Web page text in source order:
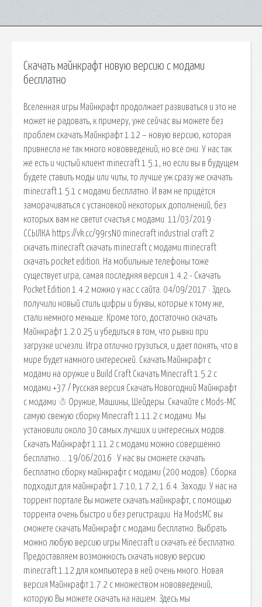
Скачать майнкрафт новую версию с модами
бесплатно
Вселенная игры Майнкрафт продолжает развиваться и это не
может не радовать, к примеру, уже сейчас вы можете без
проблем скачать Майнкрафт 1.12 – новую версию, которая
привнесла не так много нововведений, но все они. У нас так
же есть и чистый клиент minecraft 1.5.1, но если вы в будущем
будете ставить моды или читы, то лучше уж сразу же скачать
minecraft 1.5.1 с модами бесплатно. И вам не придётся
заморачиваться с установкой некоторых дополнений, без
которых вам не светит счастья с модами. 11/03/2019 ·
ССЫЛКА https://vk.cc/99rsN0 minecraft industrial craft 2
скачать minecraft скачать minecraft с модами minecraft
скачать pocket edition. На мобильные телефоны тоже
существует игра, самая последняя версия 1.4.2 - Скачать
Pocket Edition 1.4.2 можно у нас с сайта. 04/09/2017 · Здесь
получили новый стиль цифры и буквы, которые к тому же,
стали немного меньше. Кроме того, достаточно скачать
Майнкрафт 1.2.0.25 и убедиться в том, что рывки при
загрузке исчезли. Игра отлично грузиться, и дает понять, что в
мире будет намного интересней. Скачать Майнкрафт с
модами на оружие и Build Craft Скачать Minecraft 1.5.2 с
модами +37 / Русская версия Скачать Новогодний Майнкрафт
с модами ☃ Оружие, Машины, Шейдеры. Скачайте с Mods-MC
самую свежую сборку Minecraft 1.11.2 с модами. Мы
установили около 30 самых лучших и интересных модов.
Скачать Майнкрафт 1.11.2 с модами можно совершенно
бесплатно…. 19/06/2016 · У нас вы сможете скачать
бесплатно сборку майнкрафт с модами (200 модов). Сборка
подходит для майнкрафт 1.7.10, 1.7.2, 1.6.4. Заходи. У нас на
торрент портале Вы можете скачать майнкрафт, с помощью
торрента очень быстро и без регистрации. На ModsMC вы
сможете скачать Майнкрафт с модами бесплатно. Выбрать
можно любую версию игры Minecraft и скачать её бесплатно.
Предоставляем возможность скачать новую версию
minecraft 1.12 для компьютера в ней очень много. Новая
версия Майнкрафт 1.7.2 с множеством нововведений,
которую Вы можете скачать на нашем. Здесь мы